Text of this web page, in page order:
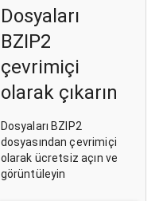
Dosyaları
BZIP2
çevrimiçi
olarak çıkarın
Dosyaları BZIP2
dosyasından çevrimiçi
olarak ücretsiz açın ve
görüntüleyin